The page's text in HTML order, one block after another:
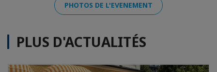
PHOTOS DE L'EVENEMENT
PLUS D'ACTUALITÉS